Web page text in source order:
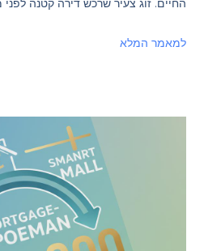
החיים. זוג צעיר שרכש דירה קטנה
למאמר המלא